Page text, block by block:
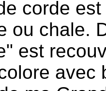
corde
ou chale.
est
avec